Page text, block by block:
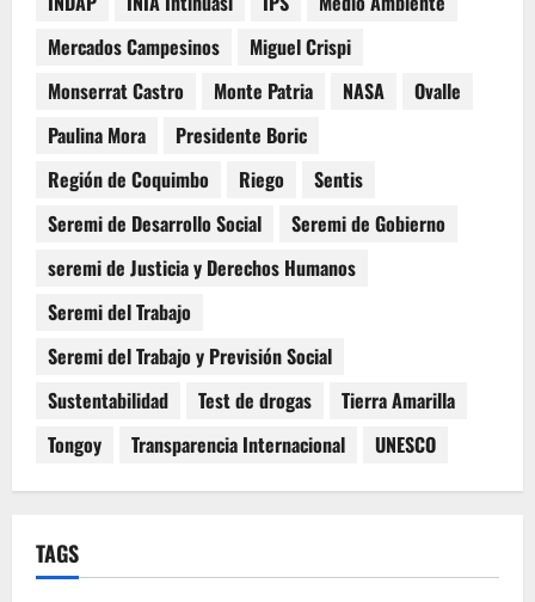
Mercados Campesinos
Miguel Crispi
Monserrat Castro
Monte Patria NASA
Ovalle
Paulina Mora
Presidente Boric
Región de Coquimbo
Riego
Sentis
Seremi de Desarrollo Social
Seremi de Gobierno
seremi de Justicia y Derechos Humanos
Seremi del Trabajo
Seremi del Trabajo y Previsión Social
Sustentabilidad
Test de drogas
Tierra Amarilla
Tongoy
Transparencia Internacional UNESCO
TAGS